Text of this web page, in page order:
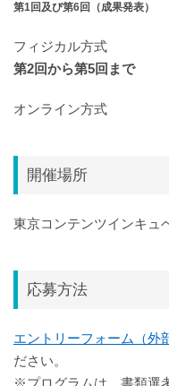
第1回及び第6回（成果発表）
フィジカル方式
第2回から第5回まで
オンライン方式
開催場所
東京コンテンツインキュ
応募方法
エントリーフォーム（外
ださい。
※プログラムは、書類選